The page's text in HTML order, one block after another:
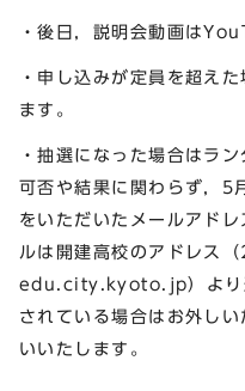
・後日，説明会動画は
・申し込みが定員を超え
ます。
・抽選になった場合はラ
可否や結果に関わらず，5
をいただいたメールアド
ルは開建高校のアドレス
edu.city.kyoto.jp）より
されている場合はお外し
いいたします。